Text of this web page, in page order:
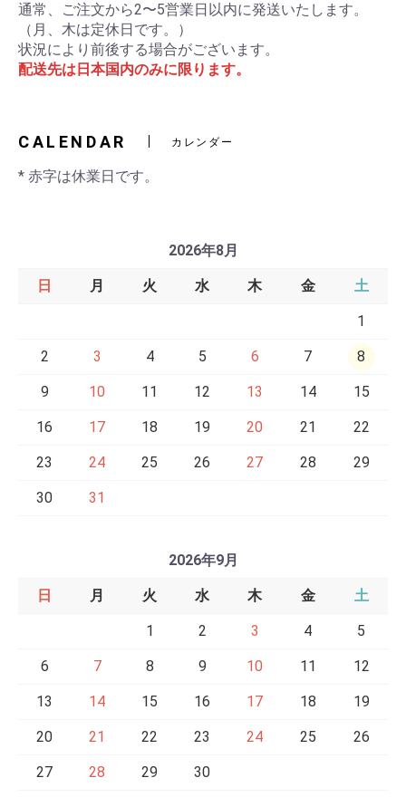
通常、ご注文から2〜5営業日以内に発送いたします。
（月、木は定休日です。）
状況により前後する場合がございます。
配送先は日本国内のみに限ります。
CALENDAR カレンダー
* 赤字は休業日です。
2026年8月
日 月 火 水 木 金 土
1
2 3 4 5 6 7 8
9 10 11 12 13 14 15
16 17 18 19 20 21 22
23 24 25 26 27 28 29
30 31
2026年9月
日 月 火 水 木 金 土
1 2 3 4 5
6 7 8 9 10 11 12
13 14 15 16 17 18 19
20 21 22 23 24 25 26
27 28 29 30